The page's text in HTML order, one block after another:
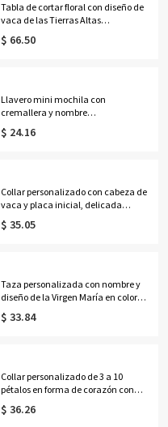
Tabla de cortar floral con diseño de
vaca de las Tierras Altas
personalizada con nombre, tabla
para servir embutidos de estilo
mamá/ella.
$ 66.50
Llavero mini mochila con
cremallera y nombre
personalizado, estuche
organizador de auriculares de
$ 24.16
Collar personalizado con cabeza de
vaca y placa inicial, delicada
joyería occidental de inspiración
navajo, regalo de
$ 35.05
Taza personalizada con nombre y
diseño de la Virgen María en color
lavanda, taza de cerámica bicolor
de 325 ml/444 ml para café o té con
$ 33.84
Collar personalizado de 3 a 10
pétalos en forma de corazón con
piedras de nacimiento y nombres,
delicada joyería floral familiar,
$ 36.26